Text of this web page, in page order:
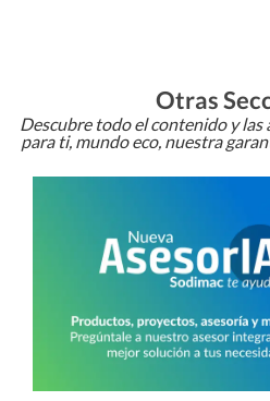
Otras
Descubre todo el contenido y las
para ti, mundo eco, nuestra